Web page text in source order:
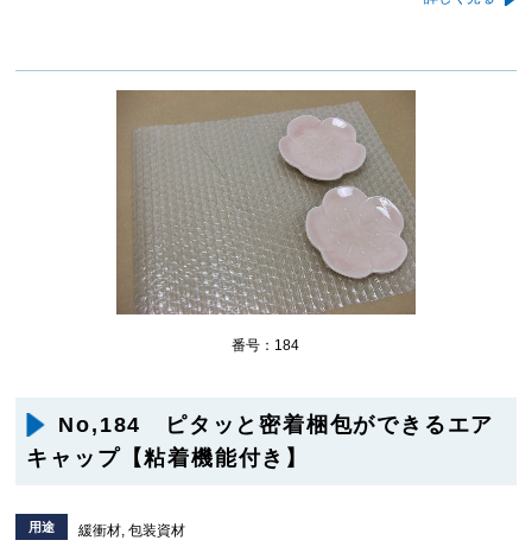
番号：184
No,184 ピタッと密着梱包ができるエア
キャップ【粘着機能付き】
用途 緩衝材, 包装資材